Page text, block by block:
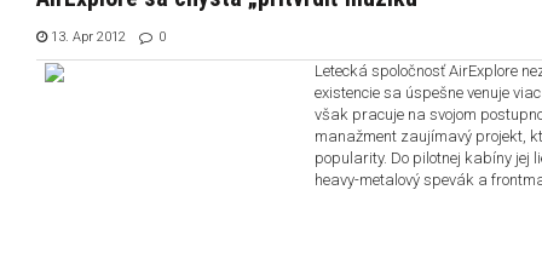
13. Apr 2012 0
Letecká spoločnosť AirExplore
existencie sa úspešne venuje
však pracuje na svojom
manažment zaujímavý projekt,
popularity. Do pilotnej kabíny jej
heavy-metalový spevák a